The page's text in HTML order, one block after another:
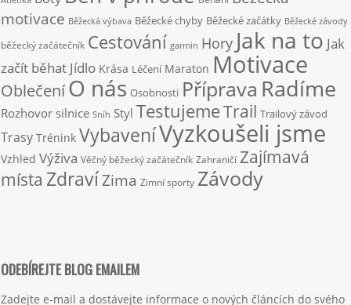
motivace Běžecká výbava Běžecké chyby Běžecké začátky Běžecké závody
běžecký začátečník Cestování garmin Hory Jak na to Jak
začít běhat Jídlo Krása Léčení Maraton Motivace
OblečeníO nás Osobnosti Příprava Radíme
Rozhovor silnice Sníh Styl TestujemeTrail Trailový závod
Trasy Trénink VybaveníVyzkoušeli jsme
Vzhled Výživa Věčný běžecký začátečník Zahraničí Zajímavá
místa ZdravíZima Zimní sporty Závody
ODEBÍREJTE BLOG EMAILEM
Zadejte e-mail a dostávejte informace o nových článcích do svého